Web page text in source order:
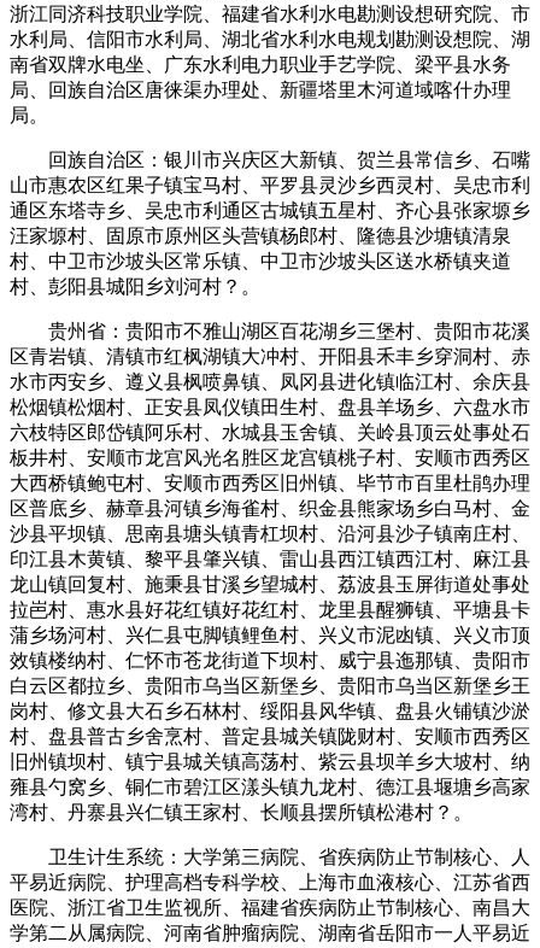
浙江同济科技职业学院、福建省水利水电勘测设想研究院、市
水利局、信阳市水利局、湖北省水利水电规划勘测设想院、湖
南省双牌水电坐、广东水利电力职业手艺学院、梁平县水务
局、回族自治区唐徕渠办理处、新疆塔里木河道域喀什办理
局。
回族自治区：银川市兴庆区大新镇、贺兰县常信乡、石嘴
山市惠农区红果子镇宝马村、平罗县灵沙乡西灵村、吴忠市利
通区东塔寺乡、吴忠市利通区古城镇五星村、齐心县张家塬乡
汪家塬村、固原市原州区头营镇杨郎村、隆德县沙塘镇清泉
村、中卫市沙坡头区常乐镇、中卫市沙坡头区送水桥镇夹道
村、彭阳县城阳乡刘河村？。
贵州省：贵阳市不雅山湖区百花湖乡三堡村、贵阳市花溪
区青岩镇、清镇市红枫湖镇大冲村、开阳县禾丰乡穿洞村、赤
水市丙安乡、遵义县枫喷鼻镇、凤冈县进化镇临江村、余庆县
松烟镇松烟村、正安县凤仪镇田生村、盘县羊场乡、六盘水市
六枝特区郎岱镇阿乐村、水城县玉舍镇、关岭县顶云处事处石
板井村、安顺市龙宫风光名胜区龙宫镇桃子村、安顺市西秀区
大西桥镇鲍屯村、安顺市西秀区旧州镇、毕节市百里杜鹃办理
区普底乡、赫章县河镇乡海雀村、织金县熊家场乡白马村、金
沙县平坝镇、思南县塘头镇青杠坝村、沿河县沙子镇南庄村、
印江县木黄镇、黎平县肇兴镇、雷山县西江镇西江村、麻江县
龙山镇回复村、施秉县甘溪乡望城村、荔波县玉屏街道处事处
拉岜村、惠水县好花红镇好花红村、龙里县醒狮镇、平塘县卡
蒲乡场河村、兴仁县屯脚镇鲤鱼村、兴义市泥凼镇、兴义市顶
效镇楼纳村、仁怀市苍龙街道下坝村、威宁县迤那镇、贵阳市
白云区都拉乡、贵阳市乌当区新堡乡、贵阳市乌当区新堡乡王
岗村、修文县大石乡石林村、绥阳县风华镇、盘县火铺镇沙淤
村、盘县普古乡舍烹村、普定县城关镇陇财村、安顺市西秀区
旧州镇坝村、镇宁县城关镇高荡村、紫云县坝羊乡大坡村、纳
雍县勺窝乡、铜仁市碧江区漾头镇九龙村、德江县堰塘乡高家
湾村、丹寨县兴仁镇王家村、长顺县摆所镇松港村？。
卫生计生系统：大学第三病院、省疾病防止节制核心、人
平易近病院、护理高档专科学校、上海市血液核心、江苏省西
医院、浙江省卫生监视所、福建省疾病防止节制核心、南昌大
学第二从属病院、河南省肿瘤病院、湖南省岳阳市一人平易近